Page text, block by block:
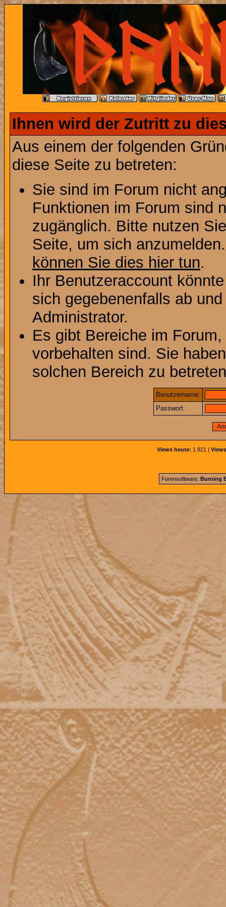
Ihnen wird der Zutritt zu
Aus einem der folgenden
diese Seite zu betreten:
Sie sind im Forum nicht
Funktionen im Forum sind
zugänglich. Bitte nutzen
Seite, um sich
können Sie dies hier tun.
Ihr Benutzeraccount
sich gegebenenfalls ab
Administrator.
Es gibt Bereiche im
vorbehalten sind. Sie
solchen Bereich zu
Benutzername:
Passwort:
Views heute: 1.921 |
Forensoftware: Burning